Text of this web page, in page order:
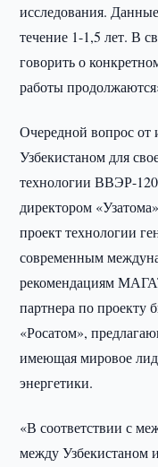
исследования.
течение 1-1,5 лет. В
говорить о
работы
Очередной вопрос от
Узбекистаном для
технологии ВВЭР-
директором
проект технологии
современным
рекомендациям
партнера по проекту
«Росатом»,
имеющая мировое
энергетики.
«В соответствии с
между Узбекистаном